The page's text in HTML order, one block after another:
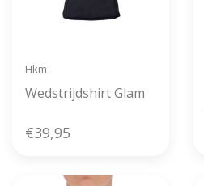
Hkm
Wedstrijdshirt Glam
€39,95